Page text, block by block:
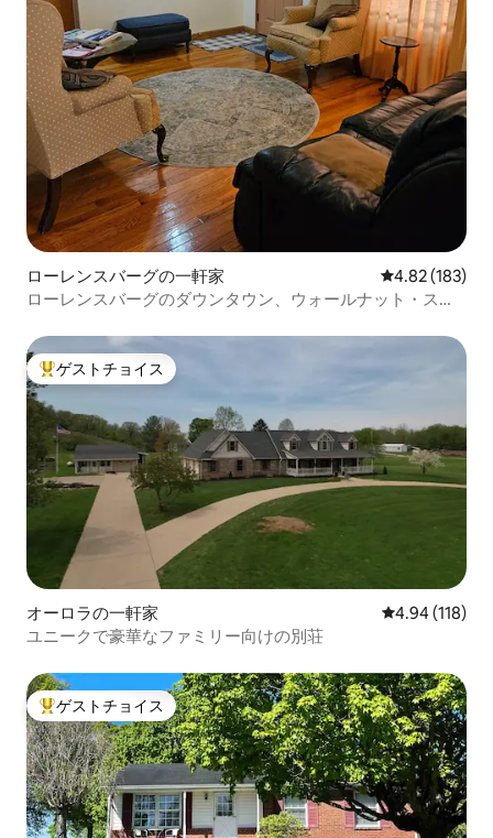
ローレンスバーグの一軒家 レビュー183
4.82 (183)
ローレンスバーグのダウンタウン、ウォールナット・スト
大好評のゲストチョイスです。
ゲストチョイス
オーロラの一軒家 レビュー118
4.94 (118)
ユニークで豪華なファミリー向けの別荘
大好評のゲストチョイスです。
ゲストチョイス